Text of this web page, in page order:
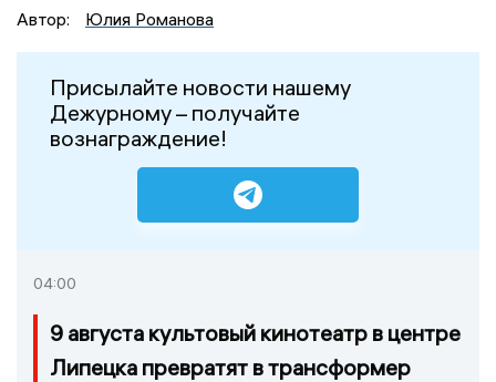
Автор:
Юлия Романова
Присылайте новости нашему
Дежурному – получайте
вознаграждение!
04:00
9 августа культовый кинотеатр в центре
Липецка превратят в трансформер